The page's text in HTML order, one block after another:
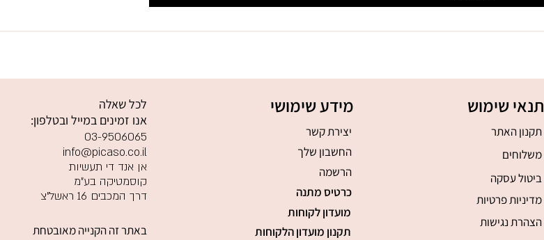
לכל שאלה
אנו זמינים במייל ובטלפון:
03-9506065
info@picaso.co.il
אן אנד די תעשיות
קוסמטיקה בע"מ
דרך המכבים 16 ראשל"צ
באתר זה הקנייה מאובטחת
מידע שימושי
יצירת קשר
החשבון שלך
הרשמה
כרטיס מתנה
מועדון לקוחות
תקנון מועדון הלקוחות
תנאי שימוש
תקנון האתר
משלוחים
ביטול עסקה
מדיניות פרטיות
הצהרת נגישות